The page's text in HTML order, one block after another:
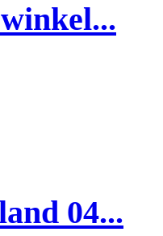
04...